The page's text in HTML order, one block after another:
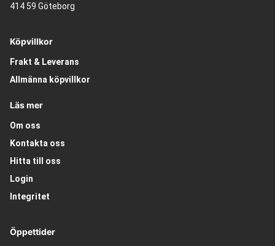
414 59 Göteborg
Köpvillkor
Frakt & Leverans
Allmänna köpvillkor
Läs mer
Om oss
Kontakta oss
Hitta till oss
Login
Integritet
Öppettider